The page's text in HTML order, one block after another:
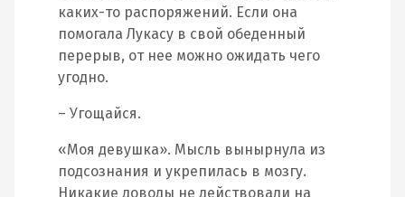
каких-то распоряжений. Если она
помогала Лукасу в свой обеденный
перерыв, от нее можно ожидать чего
угодно.
– Угощайся.
«Моя девушка». Мысль вынырнула из
подсознания и укрепилась в мозгу.
Никакие доводы не действовали на